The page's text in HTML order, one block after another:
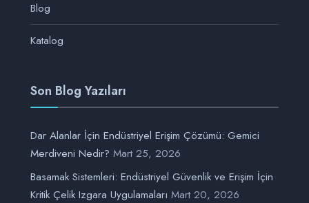
Blog
Katalog
Son Blog Yazıları
Dar Alanlar İçin Endüstriyel Erişim Çözümü: Gemici
Merdiveni Nedir? Mart 25, 2026
Basamak Sistemleri: Endüstriyel Güvenlik ve Erişim İçin
Kritik Çelik Izgara Uygulamaları Mart 20, 2026